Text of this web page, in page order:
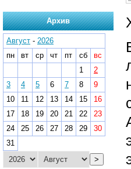
Архив
Август - 2026
пн
вт ср чт пт сб
вс
1
2
3
4 5 6 7 8
9
10
11 12 13 14 15
16
17
18 19 20 21 22
23
24
25 26 27 28 29
30
31
>